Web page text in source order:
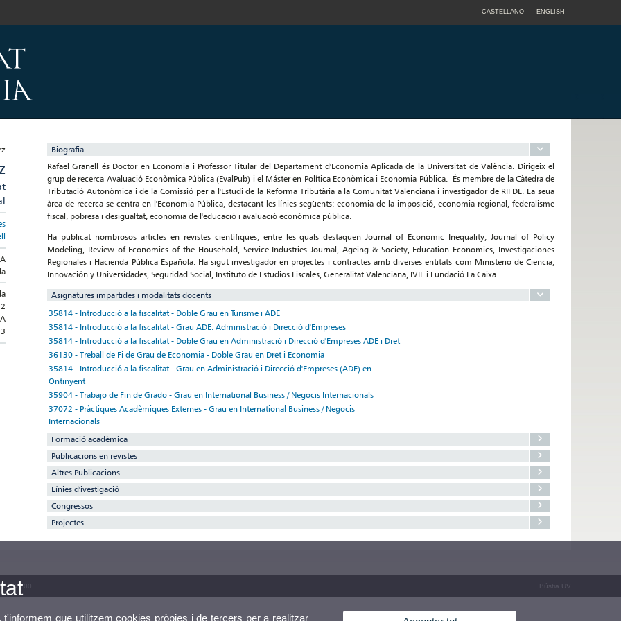
CASTELLANO ENGLISH
Biografia
Rafael Granell és Doctor en Economia i Professor Titular del Departament d'Economia Aplicada de la Universitat de València. Dirigeix ​​el
grup de recerca Avaluació Econòmica Pública (EvalPub) i el Máster en Política Econòmica i Economia Pública. És membre de la Càtedra de
Tributació Autonòmica i de la Comissió per a l'Estudi de la Reforma Tributària a la Comunitat Valenciana i investigador de RIFDE. La seua
àrea de recerca se centra en l'Economia Pública, destacant les línies següents: economia de la imposició, economia regional, federalisme
fiscal, pobresa i desigualtat, economia de l'educació i avaluació econòmica pública.
Ha publicat nombrosos articles en revistes científiques, entre les quals destaquen Journal of Economic Inequality, Journal of Policy
Modeling, Review of Economics of the Household, Service Industries Journal, Ageing & Society, Education Economics, Investigaciones
Regionales i Hacienda Pública Española. Ha sigut investigador en projectes i contractes amb diverses entitats com Ministerio de Ciencia,
Innovación y Universidades, Seguridad Social, Instituto de Estudios Fiscales, Generalitat Valenciana, IVIE i Fundació La Caixa.
Asignatures impartides i modalitats docents
35814 - Introducció a la fiscalitat - Doble Grau en Turisme i ADE
35814 - Introducció a la fiscalitat - Grau ADE: Administració i Direcció d'Empreses
35814 - Introducció a la fiscalitat - Doble Grau en Administració i Direcció d'Empreses ADE i Dret
36130 - Treball de Fi de Grau de Economia - Doble Grau en Dret i Economia
35814 - Introducció a la fiscalitat - Grau en Administració i Direcció d'Empreses (ADE) en
Ontinyent
35904 - Trabajo de Fin de Grado - Grau en International Business / Negocis Internacionals
37072 - Pràctiques Acadèmiques Externes - Grau en International Business / Negocis
Internacionals
Formació acadèmica
Publicacions en revistes
Altres Publicacions
Línies d'ivestigació
Congressos
Projectes
41 00 Bústia UV
que utilitzem cookies pròpies i de tercers per a realitzar